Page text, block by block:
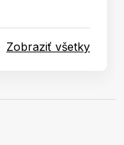
Zobraziť všetky